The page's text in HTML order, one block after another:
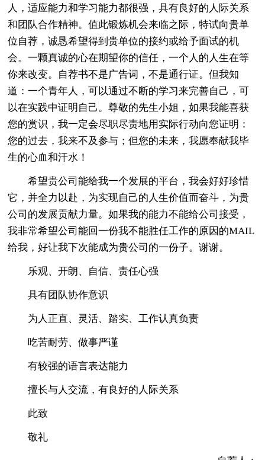
人，适应能力和学习能力都很强，具有良好的人际关系
和团队合作精神。值此锻炼机会来临之际，特试向贵单
位自荐，诚恳希望得到贵单位的接约或给予面试的机
会。一颗真诚的心在期望你的信任，一个人的人生在等
你来改变。自荐书不是广告词，不是通行证。但我知
道：一个青年人，可以通过不断的学习来完善自己，可
以在实践中证明自己。尊敬的先生小姐，如果我能喜获
您的赏识，我一定会尽职尽责地用实际行动向您证明：
您的过去，我来不及参与；但您的未来，我愿奉献我毕
生的心血和汗水！
希望贵公司能给我一个发展的平台，我会好好珍惜
它，并全力以赴，为实现自己的人生价值而奋斗，为贵
公司的发展贡献力量。如果我的能力不能给公司接受，
我非常希望公司能回一份我不能胜任工作的原因的MAIL
给我，好让我下次能成为贵公司的一份子。谢谢。
乐观、开朗、自信、责任心强
具有团队协作意识
为人正直、灵活、踏实、工作认真负责
吃苦耐劳、做事严谨
有较强的语言表达能力
擅长与人交流，有良好的人际关系
此致
敬礼